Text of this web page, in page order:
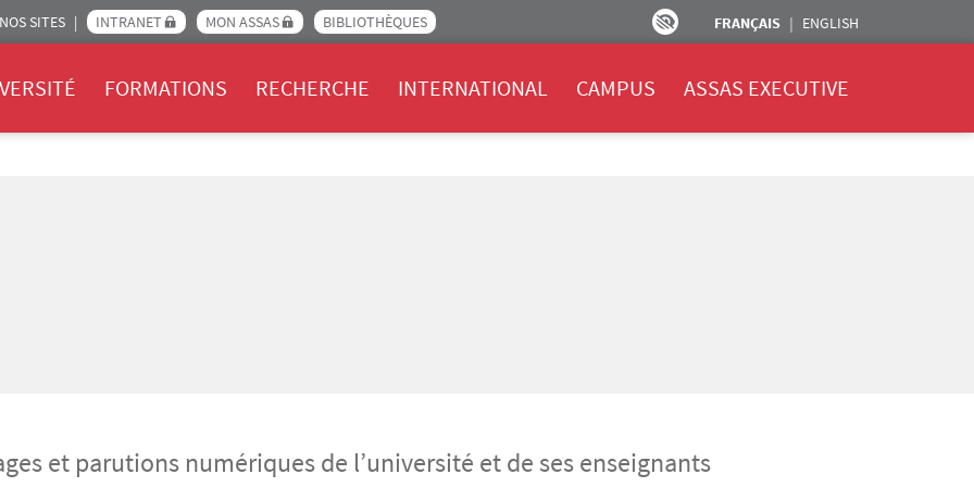
SITES INTRANET MON ASSAS BIBLIOTHÈQUES FRANÇAIS ENGLISH
FORMATIONS RECHERCHE INTERNATIONAL CAMPUS ASSAS EXECUTIVE
et parutions numériques de l’université et de ses enseignants